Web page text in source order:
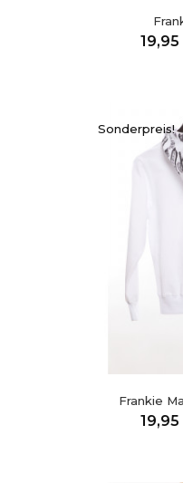
19,95
Sonderpreis!
Frankie
19,95